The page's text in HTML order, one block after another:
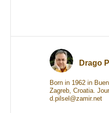
Drago
Born in 1962 in
Zagreb, Croatia.
d.pilsel@zamir.net